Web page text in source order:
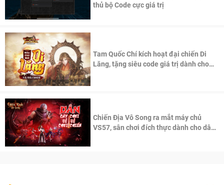
thủ bộ Code cực giá trị
Tam Quốc Chí kích hoạt đại chiến Di
Lăng, tặng siêu code giá trị dành cho
Chiến Địa Vô Song ra mắt máy chủ
VS57, sân chơi đích thực dành cho dân